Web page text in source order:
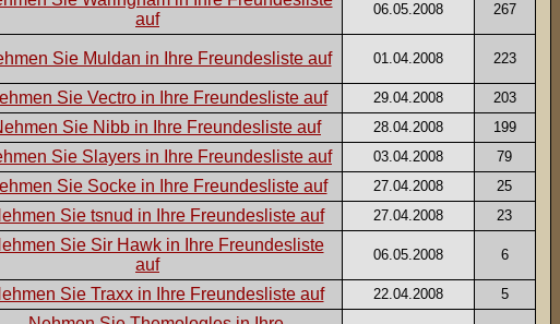
06.05.2008 267
01.04.2008 223
29.04.2008
203
28.04.2008
199
03.04.2008
79
27.04.2008
25
27.04.2008 23
06.05.2008 6
22.04.2008 5